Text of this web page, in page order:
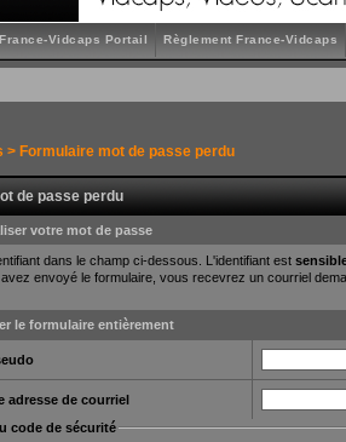
France-Vidcaps Portail Règlement France-Vidcaps
> Formulaire mot de passe perdu
de passe perdu
votre mot de passe
dans le champ ci-dessous. L'identifiant est
envoyé le formulaire, vous recevrez un courriel
le formulaire entièrement
adresse de courriel
code de sécurité